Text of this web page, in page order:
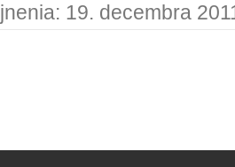
19. decembra